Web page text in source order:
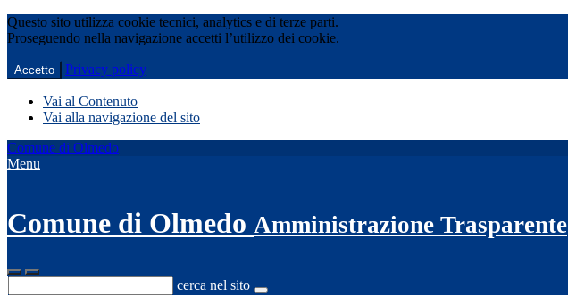
Questo sito utilizza cookie tecnici, analytics e di terze parti.
Proseguendo nella navigazione accetti l’utilizzo dei cookie.
Accetto Privacy policy
Vai al Contenuto
Vai alla navigazione del sito
Comune di Olmedo
Menu
Comune di Olmedo Amministrazione Trasparente
cerca nel sito